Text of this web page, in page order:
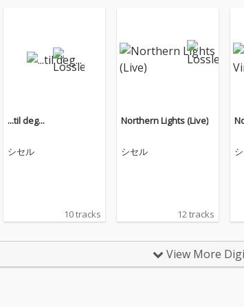
...til deg...
シセル
10 tracks
Northern Lights (Live)
シセル
12 tracks
View More